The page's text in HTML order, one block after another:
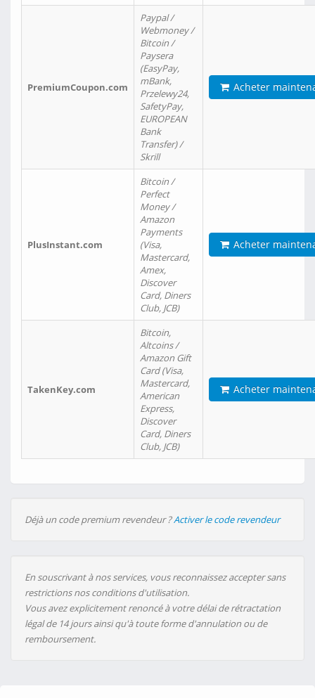
PremiumCoupon.com
Paypal /
Webmoney /
Bitcoin /
Paysera
(EasyPay,
mBank,
Przelewy24,
SafetyPay,
EUROPEAN
Bank
Transfer) /
Skrill
Acheter
PlusInstant.com
Bitcoin /
Perfect
Money /
Amazon
Payments
(Visa,
Mastercard,
Amex,
Discover
Card, Diners
Club, JCB)
Acheter
TakenKey.com
Bitcoin,
Altcoins /
Amazon Gift
Card (Visa,
Mastercard,
American
Express,
Discover
Card, Diners
Club, JCB)
Acheter
Déjà un code premium revendeur ?Activer le code revendeur
En souscrivant à nos services, vous reconnaissez accepter sans
restrictions nos conditions d'utilisation.
Vous avez explicitement renoncé à votre délai de rétractation
légal de 14 jours ainsi qu'à toute forme d'annulation ou de
remboursement.